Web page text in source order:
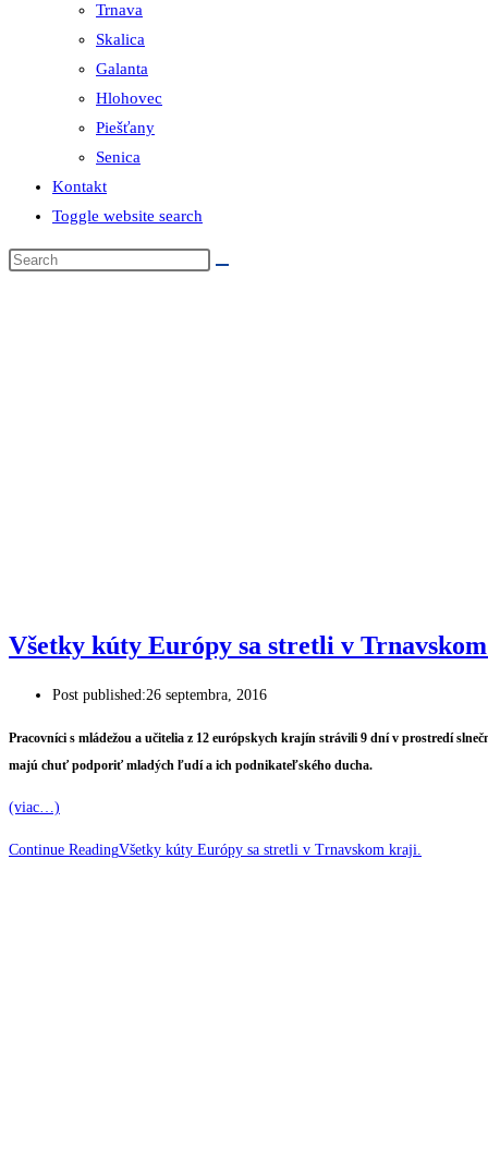
Trnava
Skalica
Galanta
Hlohovec
Piešťany
Senica
Kontakt
Toggle website search
Všetky kúty Európy sa stretli v
Post published:26 septembra, 2016
Pracovníci s mládežou a učitelia z 12 európskych krajín strávili 9 dní v prostredí
majú chuť podporiť mladých ľudí a ich podnikateľského ducha.
(viac…)
Continue ReadingVšetky kúty Európy sa stretli v Trnavskom kraji.